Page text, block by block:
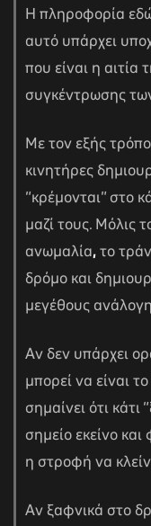
Η πληροφορία εδώ
αυτό υπάρχει
που είναι η αιτία
συγκέντρωσης
Με τον εξής
κινητήρες
“κρέμονται” στο
μαζί τους. Μόλις
ανωμαλία,το
δρόμο και
μεγέθους
Αν δεν υπάρχει
μπορεί να είναι
σημαίνει ότι
σημείο εκείνο
η στροφή να
Αν ξαφνικά στο